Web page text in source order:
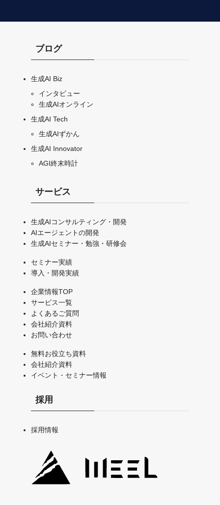
ブログ
生成AI Biz
インタビュー
生成AIオンライン
生成AI Tech
生成AIずかん
生成AI Innovator
AGI終末時計
サービス
生成AIコンサルティング・開発
AIエージェントの開発
生成AIセミナー・勉強・研修会
セミナー実績
導入・開発実績
企業情報TOP
サービス一覧
よくあるご質問
会社紹介資料
お問い合わせ
無料お役立ち資料
会社紹介資料
イベント・セミナー情報
採用
採用情報